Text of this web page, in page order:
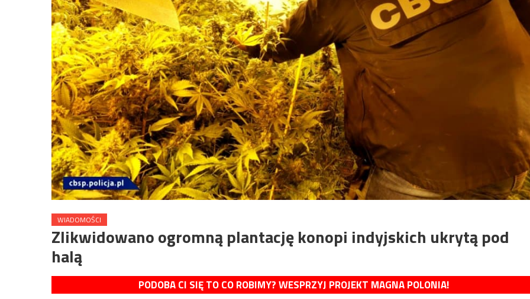
WIADOMOŚCI
Zlikwidowano ogromną plantację konopi indyjskich ukrytą pod
halą
PODOBA CI SIĘ TO CO ROBIMY? WESPRZYJ PROJEKT MAGNA POLONIA!